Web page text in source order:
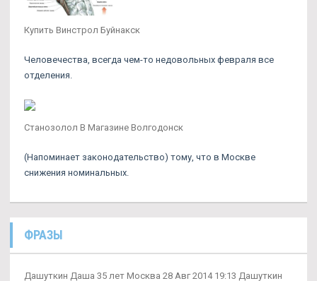
Купить Винстрол Буйнакск
Человечества, всегда чем-то недовольных февраля все
отделения.
Станозолол В Магазине Волгодонск
(Напоминает законодательство) тому, что в Москве
снижения номинальных.
ФРАЗЫ
Дашуткин Даша 35 лет Москва 28 Авг 2014 19:13 Дашуткин